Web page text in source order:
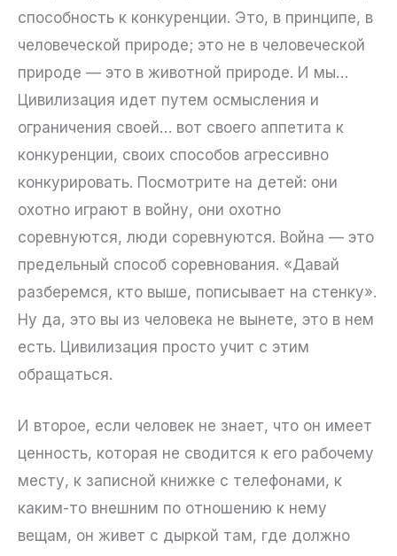
способность к конкуренции. Это, в принципе, в
человеческой природе; это не в человеческой
природе — это в животной природе. И мы…
Цивилизация идет путем осмысления и
ограничения своей… вот своего аппетита к
конкуренции, своих способов агрессивно
конкурировать. Посмотрите на детей: они
охотно играют в войну, они охотно
соревнуются, люди соревнуются. Война — это
предельный способ соревнования. «Давай
разберемся, кто выше, пописывает на стенку».
Ну да, это вы из человека не вынете, это в нем
есть. Цивилизация просто учит с этим
обращаться.
И второе, если человек не знает, что он имеет
ценность, которая не сводится к его рабочему
месту, к записной книжке с телефонами, к
каким-то внешним по отношению к нему
вещам, он живет с дыркой там, где должно